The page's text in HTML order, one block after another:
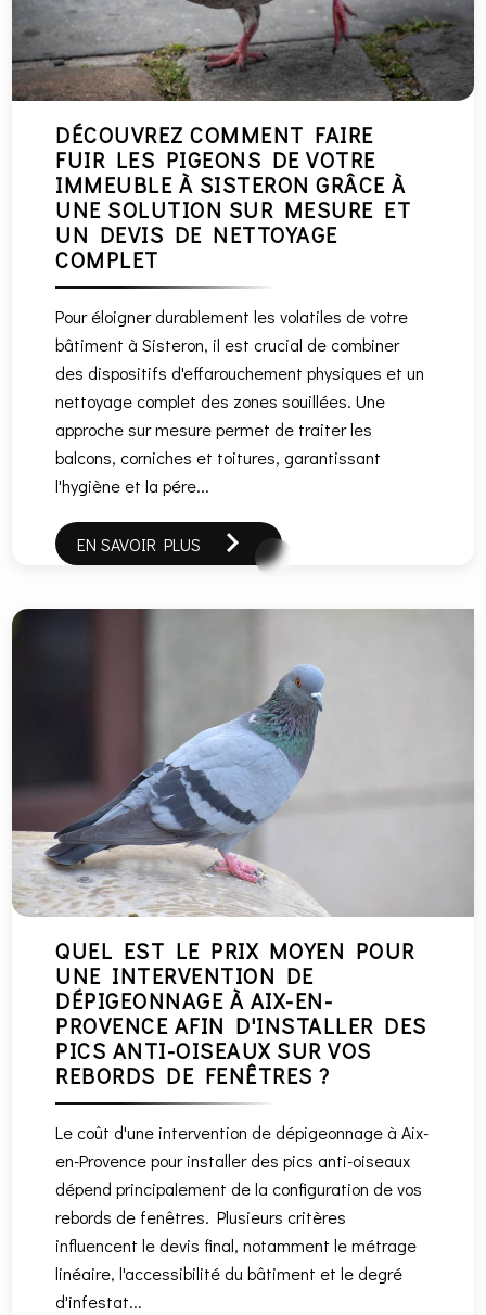
DÉCOUVREZ COMMENT FAIRE
FUIR LES PIGEONS DE VOTRE
IMMEUBLE À SISTERON GRÂCE À
UNE SOLUTION SUR MESURE ET
UN DEVIS DE NETTOYAGE
COMPLET
Pour éloigner durablement les volatiles de votre
bâtiment à Sisteron, il est crucial de combiner
des dispositifs d'effarouchement physiques et un
nettoyage complet des zones souillées. Une
approche sur mesure permet de traiter les
balcons, corniches et toitures, garantissant
l'hygiène et la pére...
EN SAVOIR PLUS
QUEL EST LE PRIX MOYEN POUR
UNE INTERVENTION DE
DÉPIGEONNAGE À AIX-EN-
PROVENCE AFIN D'INSTALLER DES
PICS ANTI-OISEAUX SUR VOS
REBORDS DE FENÊTRES ?
Le coût d'une intervention de dépigeonnage à Aix-
en-Provence pour installer des pics anti-oiseaux
dépend principalement de la configuration de vos
rebords de fenêtres. Plusieurs critères
influencent le devis final, notamment le métrage
linéaire, l'accessibilité du bâtiment et le degré
d'infestat...